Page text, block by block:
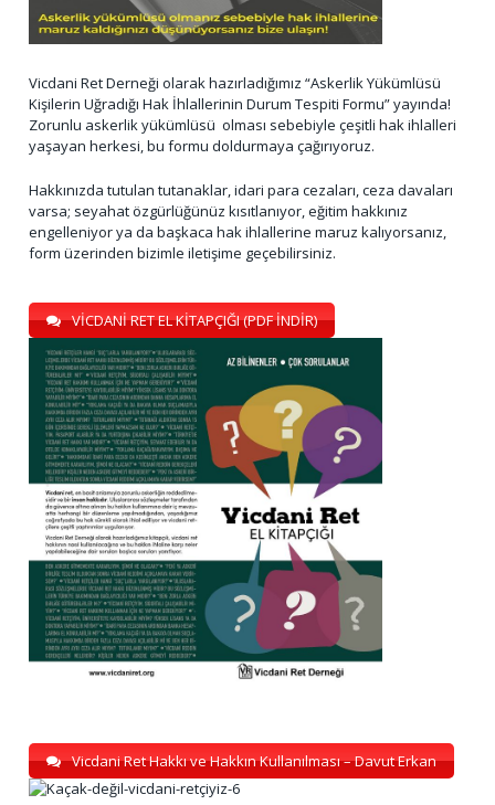
Vicdani Ret Derneği olarak hazırladığımız “Askerlik Yükümlüsü
Kişilerin Uğradığı Hak İhlallerinin Durum Tespiti Formu” yayında!
Zorunlu askerlik yükümlüsü olması sebebiyle çeşitli hak ihlalleri
yaşayan herkesi, bu formu doldurmaya çağırıyoruz.
Hakkınızda tutulan tutanaklar, idari para cezaları, ceza davaları
varsa; seyahat özgürlüğünüz kısıtlanıyor, eğitim hakkınız
engelleniyor ya da başkaca hak ihlallerine maruz kalıyorsanız,
form üzerinden bizimle iletişime geçebilirsiniz.
VİCDANİ RET EL KİTAPÇIĞI (PDF İNDİR)
Vicdani Ret Hakkı ve Hakkın Kullanılması – Davut Erkan